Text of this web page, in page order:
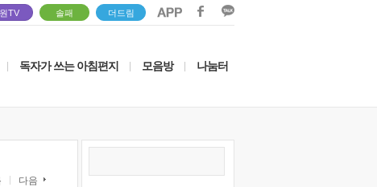
TV 솔패 더드림
독자가 쓰는 아침편지 모음방 나눔터
다음